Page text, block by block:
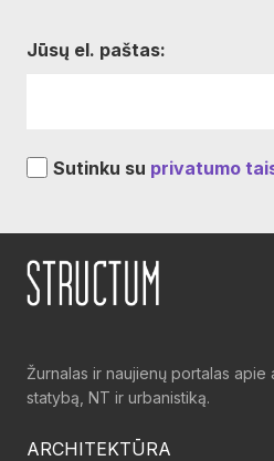
Jūsų el. paštas:
Sutinku su privatumo
Žurnalas ir naujienų portalas apie
statybą, NT ir urbanistiką.
ARCHITEKTŪRA